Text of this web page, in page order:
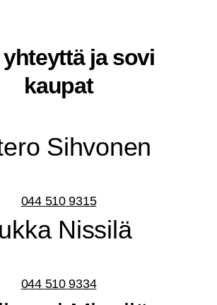
yhteyt­tä ja sovi
kaupat
Sihvonen
044 510 9315
Nissilä
044 510 9334